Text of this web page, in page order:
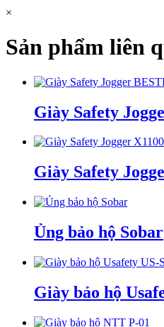
×
Sản phẩm liên
Giày Safety
Giày Safety
Ủng bảo hộ Sobar
Giày bảo hộ